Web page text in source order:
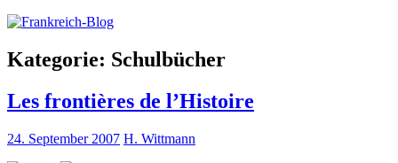
Kategorie: Schulbücher
Les frontières de l’Histoire
24. September 2007 H. Wittmann